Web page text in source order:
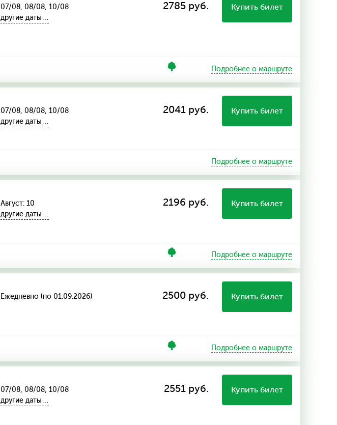
07/08, 08/08, 10/08
другие даты…
2785 руб. Купить билет
Подробнее о маршруте
07/08, 08/08, 10/08
другие даты…
2041 руб. Купить билет
Подробнее о маршруте
Август: 10
другие даты…
2196 руб. Купить билет
Подробнее о маршруте
Ежедневно (по 01.09.2026) 2500 руб. Купить билет
Подробнее о маршруте
07/08, 08/08, 10/08
другие даты…
2551 руб. Купить билет